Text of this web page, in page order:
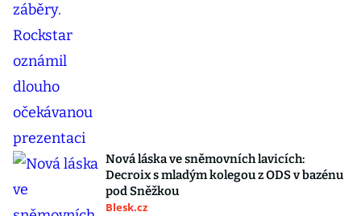
Nová láska ve sněmovních lavicích:
Decroix s mladým kolegou z ODS v bazénu
pod Sněžkou
Blesk.cz